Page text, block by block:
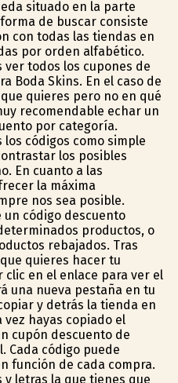
situado en la parte
de buscar consiste
con todas las tiendas en
por orden alfabético.
ver todos los cupones de
Boda Skins. En el caso de
quieres pero no en qué
recomendable echar un
por categoría.
códigos como simple
los posibles
En cuanto a las
la máxima
nos sea posible.
un código descuento
productos, o
rebajados. Tras
quieres hacer tu
clic en el enlace para ver el
una nueva pestaña en tu
y detrás la tienda en
vez hayas copiado el
cupón descuento de
Cada código puede
función de cada compra.
y letras la que tienes que